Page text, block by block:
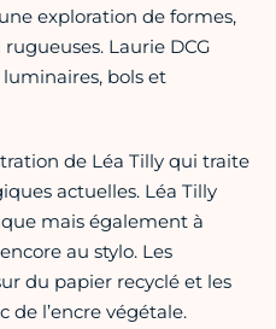
exploration de formes,
Laurie DCG
luminaires, bols et
de Léa Tilly qui traite
actuelles. Léa Tilly
mais également à
au stylo. Les
du papier recyclé et les
de l’encre végétale.